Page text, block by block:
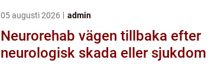
05 augusti 2026 admin
Neurorehab vägen tillbaka efter
neurologisk skada eller sjukdom